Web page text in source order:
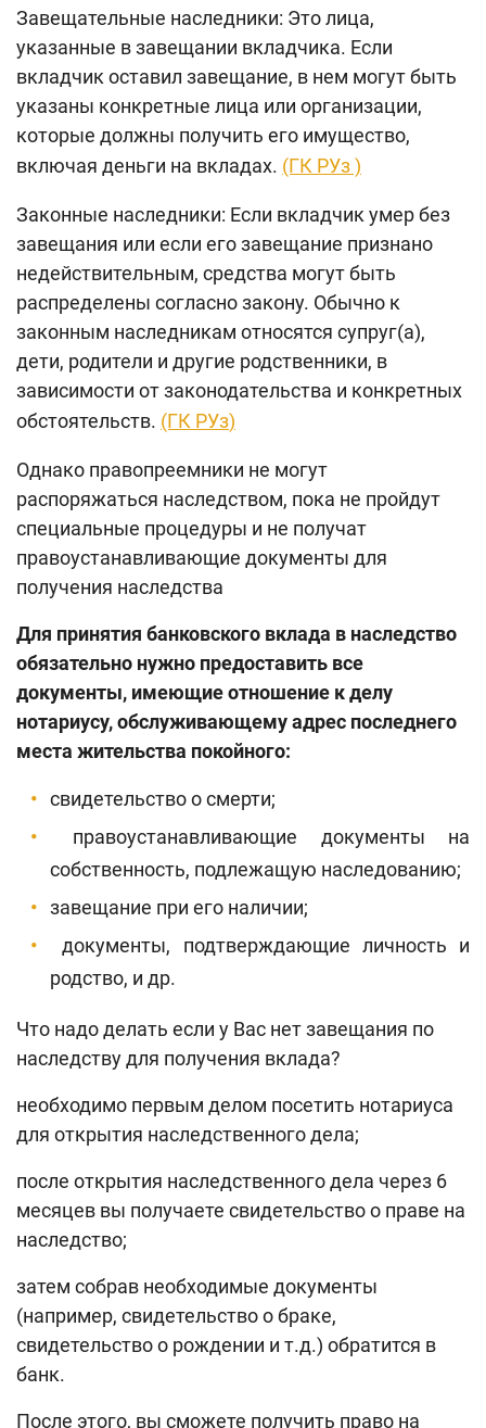
Карта сайта
Завещательные наследники: Это лица,
указанные в завещании вкладчика. Если
вкладчик оставил завещание, в нем могут быть
указаны конкретные лица или организации,
которые должны получить его имущество,
включая деньги на вкладах. (ГК РУз )
Законные наследники: Если вкладчик умер без
завещания или если его завещание признано
недействительным, средства могут быть
распределены согласно закону. Обычно к
законным наследникам относятся супруг(а),
дети, родители и другие родственники, в
зависимости от законодательства и конкретных
обстоятельств. (ГК РУз)
Однако правопреемники не могут
распоряжаться наследством, пока не пройдут
специальные процедуры и не получат
правоустанавливающие документы для
получения наследства
Для принятия банковского вклада в наследство
обязательно нужно предоставить все
документы, имеющие отношение к делу
нотариусу, обслуживающему адрес последнего
места жительства покойного:
свидетельство о смерти;
правоустанавливающие документы на
собственность, подлежащую наследованию;
завещание при его наличии;
документы, подтверждающие личность и
родство, и др.
Что надо делать если у Вас нет завещания по
наследству для получения вклада?
необходимо первым делом посетить нотариуса
для открытия наследственного дела;
после открытия наследственного дела через 6
месяцев вы получаете свидетельство о праве на
наследство;
затем собрав необходимые документы
(например, свидетельство о браке,
свидетельство о рождении и т.д.) обратится в
банк.
После этого, вы сможете получить право на